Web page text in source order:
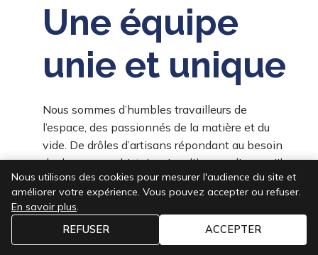
Une équipe
unie et unique
Nous sommes d’humbles travailleurs de
l’espace, des passionnés de la matière et du
vide. De drôles d’artisans répondant au besoin
de donner une histoire singulière aux lieux qu’ils
aménagent et agencent dans un souci de
durabilité.
Nous réunissons des personnes de tous les
Nous utilisons des cookies pour mesurer l'audience du site et
améliorer votre expérience. Vous pouvez accepter ou refuser.
En savoir plus.
REFUSER
ACCEPTER